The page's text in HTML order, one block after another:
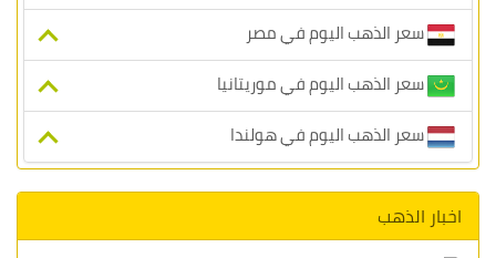
سعر الذهب اليوم في مصر
سعر الذهب اليوم في موريتانيا
سعر الذهب اليوم في هولندا
اخبار الذهب